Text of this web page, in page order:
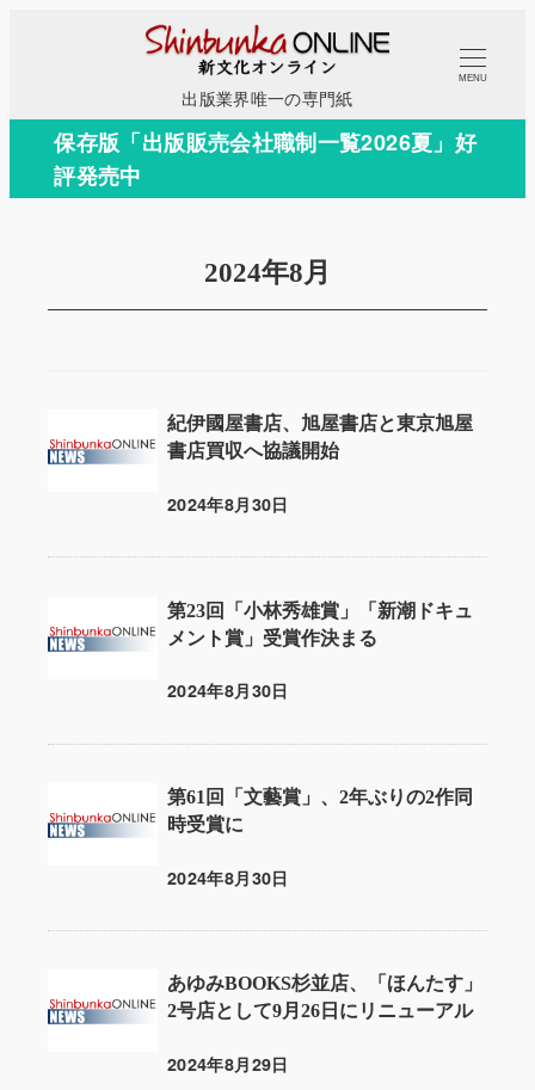
コ
テ
出版業界唯一の専門紙
MENU
保存版「出版販売会社職制一覧2026夏」好
評発売中
2024年8月
紀伊國屋書店、旭屋書店と東京旭屋
書店買収へ協議開始
投稿日
2024年8月30日
第23回「小林秀雄賞」「新潮ドキュ
メント賞」受賞作決まる
投稿日
2024年8月30日
第61回「文藝賞」、2年ぶりの2作同
時受賞に
投稿日
2024年8月30日
あゆみBOOKS杉並店、「ほんたす」
2号店として9月26日にリニューアル
投稿日
2024年8月29日